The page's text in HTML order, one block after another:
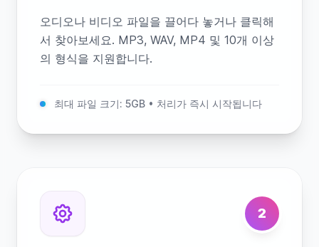
오디오나 비디오 파일을 끌어다 놓거나 클릭해
서 찾아보세요. MP3, WAV, MP4 및 10개 이상
의 형식을 지원합니다.
최대 파일 크기: 5GB • 처리가 즉시 시작됩니다
2